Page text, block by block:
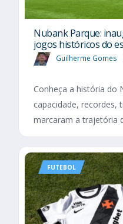
Nubank Parque:
jogos históricos do
Guilherme Gomes
Conheça a história do
capacidade, recordes,
marcaram a trajetória
FUTEBOL